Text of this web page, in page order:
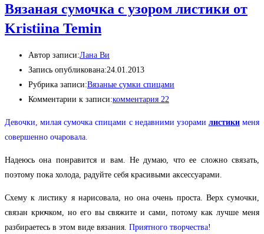
Вязаная сумочка с узором листики от
Kristiina Temin
Автор записи:Лана Ви
Запись опубликована:24.01.2013
Рубрика записи:Вязаные сумки спицами
Комментарии к записи:комментария 22
Девочки, милая сумочка спицами с недавними узорами листики меня
совершенно очаровала.
Надеюсь она понравится и вам. Не думаю, что ее сложно связать,
поэтому пока холода, радуйте себя красивыми аксессуарами.
Схему к листику я нарисовала, но она очень проста. Верх сумочки,
связан крючком, но его вы свяжите и сами, потому как лучше меня
разбираетесь в этом виде вязания. Приятного творчества!